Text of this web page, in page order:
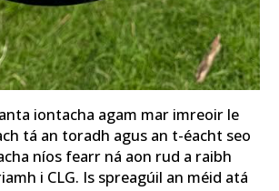
iontacha agam mar imreoir le
tá an toradh agus an t-éacht seo
níos fearr ná aon rud a raibh
i CLG. Is spreagúil an méid atá